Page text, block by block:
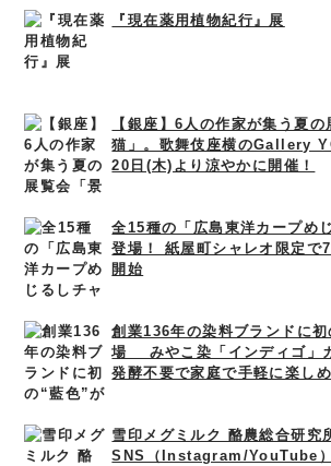
『現在薬用植物紀行』展
【銀座】6人の作家が集う夏の
猫」。歌舞伎座横のGallery
20日(木)より涼やかに開催！
全15種の「広島東洋カープめ
登場！ 紙屋町シャレオ限定で
開始
創業136年の染料ブランドに
場 みやこ染「インディゴ」
発酵不要で家庭で手軽に楽し
雪印メグミルク 酪農総合研
SNS（Instagram/YouTube